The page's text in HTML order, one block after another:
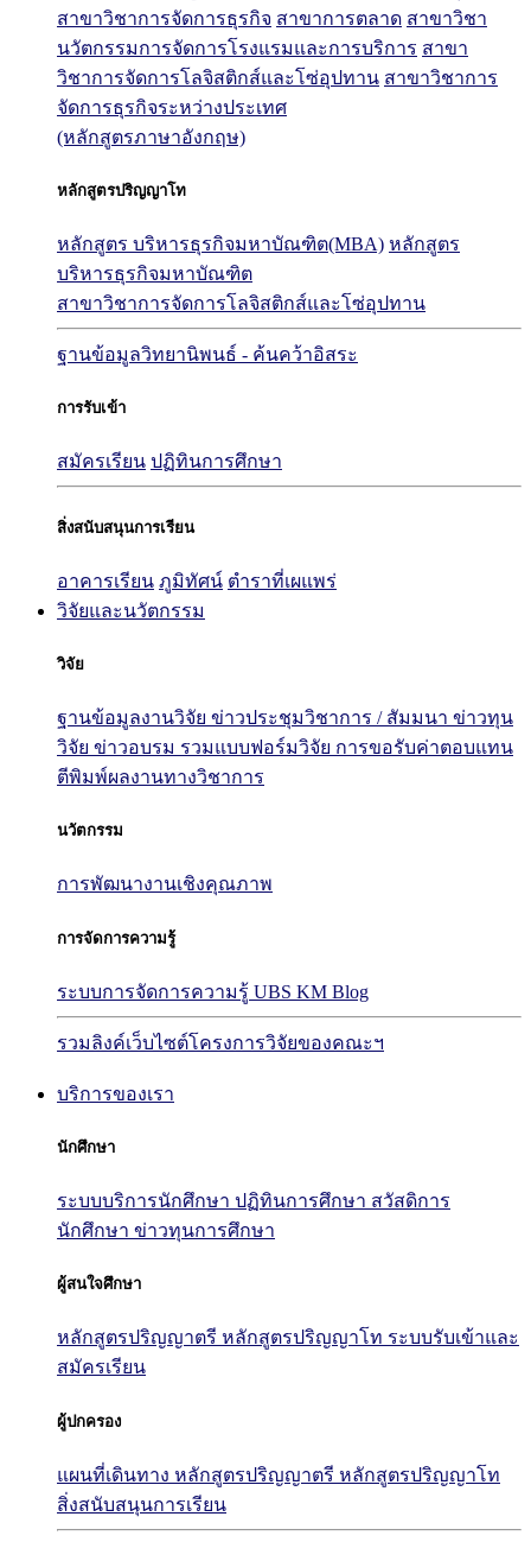
สาขาวิชาการจัดการธุรกิจ สาขาการตลาด สาขาวิชา
นวัตกรรมการจัดการโรงแรมและการบริการ สาขา
วิชาการจัดการโลจิสติกส์และโซ่อุปทาน สาขาวิชาการ
จัดการธุรกิจระหว่างประเทศ
(หลักสูตรภาษาอังกฤษ)
หลักสูตรปริญญาโท
หลักสูตร บริหารธุรกิจมหาบัณฑิต(MBA) หลักสูตร
บริหารธุรกิจมหาบัณฑิต
สาขาวิชาการจัดการโลจิสติกส์และโซ่อุปทาน
ฐานข้อมูลวิทยานิพนธ์ - ค้นคว้าอิสระ
การรับเข้า
สมัครเรียน ปฏิทินการศึกษา
สิ่งสนับสนุนการเรียน
อาคารเรียน ภูมิทัศน์ ตำราที่เผแพร่
วิจัยและนวัตกรรม
วิจัย
ฐานข้อมูลงานวิจัย ข่าวประชุมวิชาการ / สัมมนา ข่าวทุน
วิจัย ข่าวอบรม รวมแบบฟอร์มวิจัย การขอรับค่าตอบแทน
ตีพิมพ์ผลงานทางวิชาการ
นวัตกรรม
การพัฒนางานเชิงคุณภาพ
การจัดการความรู้
ระบบการจัดการความรู้ UBS KM Blog
รวมลิงค์เว็บไซต์โครงการวิจัยของคณะฯ
บริการของเรา
นักศึกษา
ระบบบริการนักศึกษา ปฏิทินการศึกษา สวัสดิการ
นักศึกษา ข่าวทุนการศึกษา
ผู้สนใจศึกษา
หลักสูตรปริญญาตรี หลักสูตรปริญญาโท ระบบรับเข้าและ
สมัครเรียน
ผู้ปกครอง
แผนที่เดินทาง หลักสูตรปริญญาตรี หลักสูตรปริญญาโท
สิ่งสนับสนุนการเรียน